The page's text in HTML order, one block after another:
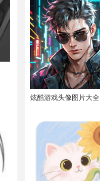
炫酷游戏头像图片大全